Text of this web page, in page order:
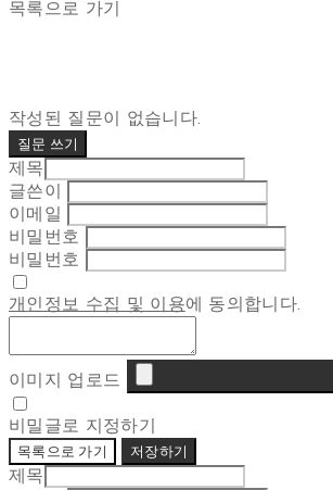
목록으로 가기
작성된 질문이 없습니다.
질문 쓰기
제목
글쓴이
이메일
비밀번호
비밀번호
개인정보 수집 및 이용에 동의합니다.
이미지 업로드
비밀글로 지정하기
목록으로 가기 저장하기
제목